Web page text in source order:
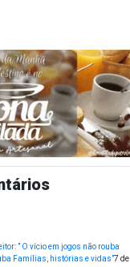
” O vício em jogos não rouba
Famílias, histórias e vidas”7 de